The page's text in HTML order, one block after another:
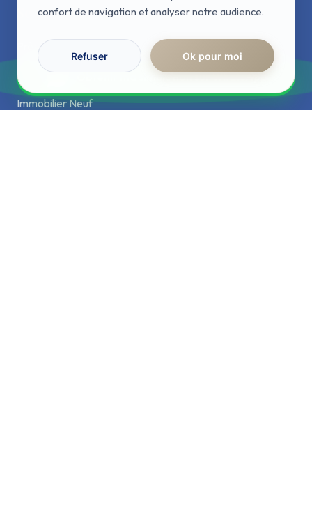
Services
Prêt Immobilier
Assurance Emprunteur
Immobilier Neuf
confort de navigation et analyser notre audience.
Refuser Ok pour moi
RÉPONSE IMMÉDIATE
Obtenir ma simulation sur WhatsApp